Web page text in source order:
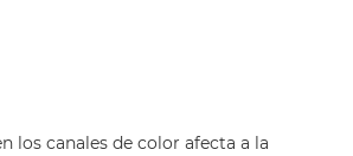
los canales de color afecta a la